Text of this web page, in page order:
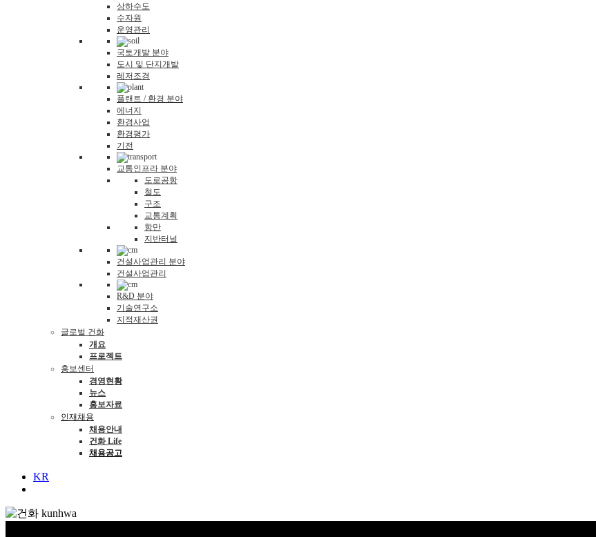
상하수도
수자원
운영관리
국토개발 분야
도시 및 단지개발
레저조경
플랜트 / 환경 분야
에너지
환경사업
환경평가
기전
교통인프라 분야
도로공항
철도
구조
교통계획
항만
지반터널
건설사업관리 분야
건설사업관리
R&D 분야
기술연구소
지적재산권
글로벌 건화
개요
프로젝트
홍보센터
경영현황
뉴스
홍보자료
인재채용
채용안내
건화 Life
채용공고
KR